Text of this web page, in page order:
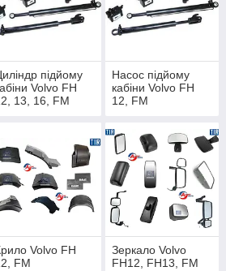
підйому
Volvo FH
13, 16, FM
Насос підйому
кабіни Volvo FH
12, FM
Volvo FH
FM
Зеркало Volvo
FH12, FH13, FM